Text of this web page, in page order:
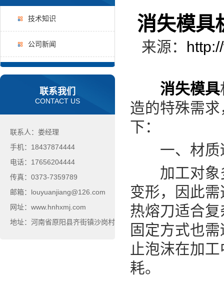
技术知识
公司新闻
联系我们
CONTACT US
联系人：娄经理
手机：18437874444
电话：17656204444
传真：0373-7359789
邮箱：louyuanjiang@126.com
网址：www.hnhxmj.com
地址：河南省原阳县齐街镇沙岗村
消失模具
来源：
消失模具
造的特殊需
下：
一、材质
加工对象多
变形，因此
热熔刀适合
固定方式也
止泡沫在加
耗。